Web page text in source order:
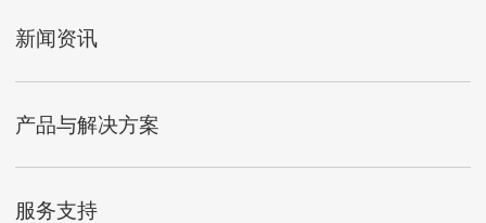
新闻资讯
产品与解决方案
服务支持